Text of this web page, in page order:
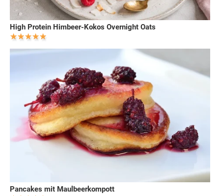
High Protein Himbeer-Kokos Overnight Oats
Pancakes mit Maulbeerkompott